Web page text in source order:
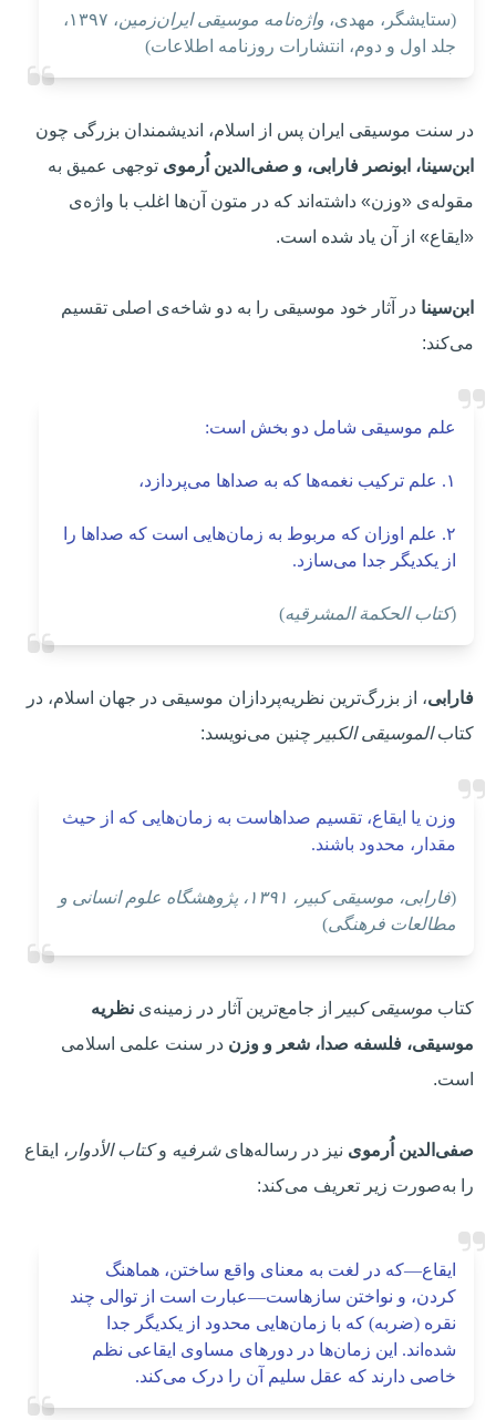
(ستایشگر، مهدی، واژه‌نامه موسیقی ایران‌زمین
، ۱۳۹۷،
جلد اول و دوم، انتشارات روزنامه اطلاعات)
در سنت موسیقی ایران پس از اسلام، اندیشمندان بزرگی چون
ابن‌سینا، ابونصر فارابی، و صفی‌الدین اُرموی توجهی عمیق به
مقوله‌ی «وزن» داشته‌اند که در متون آن‌ها اغلب با واژه‌ی
«ایقاع» از آن یاد شده است.
ابن‌سینا در آثار خود موسیقی را به دو شاخه‌ی اصلی تقسیم
می‌کند:
علم موسیقی شامل دو بخش است:
۱. علم ترکیب نغمه‌ها که به صداها می‌پردازد،
۲. علم اوزان که مربوط به زمان‌هایی است که صداها را
از یکدیگر جدا می‌ساز د.
(کتاب الحکمة المشرقیه)
فارابی، از بزرگ‌ترین نظریه‌پردازان موسیقی در جهان اسلام، در
کتابالموسیقی الکبیر چنین می‌نویسد:
وزن یا ایقاع، تقسیم صداهاست به زمان‌هایی که از حیث
مقدار، محدود باشند.
(
فارابی، موسیقی کبیر، ۱۳۹۱، پژوهشگاه علوم انسانی و
مطالعات فرهنگی)
کتاب موسیقی کبیر از جامع‌ترین آثار در زمینه‌ی نظریه
موسیقی، فلسفه صدا، شعر و وزن در سنت علمی اسلامی
است.
صفی‌الدین اُرموی نیز در رساله‌هایشرفیه وکتاب الأدوار ، ایقاع
را به‌صورت زیر تعریف می‌کند:
ایقاع—که در لغت به معنای واقع ساختن، هماهنگ
کردن، و نواختن سازهاست—عبارت است از توالی چند
نقره (ضربه) که با زمان‌هایی محدود از یکدیگر جدا
شده‌اند. این زمان‌ها در دورهای مساوی ایقاعی نظم
خاصی دارند که عقل سلیم آن را درک می‌کند.